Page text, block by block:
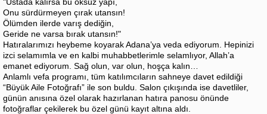
Onu sürdürmeyen çırak utansın!
Ölümden ilerde varış dediğin,
Geride ne varsa bırak utansın!"
Hatıralarımızı heybeme koyarak Adana’ya veda ediyorum. Hepinizi
izci selamımla ve en kalbi muhabbetlerimle selamlıyor, Allah’a
emanet ediyorum. Sağ olun, var olun, hoşça kalın…
Anlamlı vefa programı, tüm katılımcıların sahneye davet edildiği
“Büyük Aile Fotoğrafı” ile son buldu. Salon çıkışında ise davetliler,
günün anısına özel olarak hazırlanan hatıra panosu önünde
fotoğraflar çekilerek bu özel günü kayıt altına aldı.